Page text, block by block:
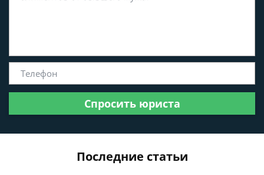
Спросить юриста
Последние статьи